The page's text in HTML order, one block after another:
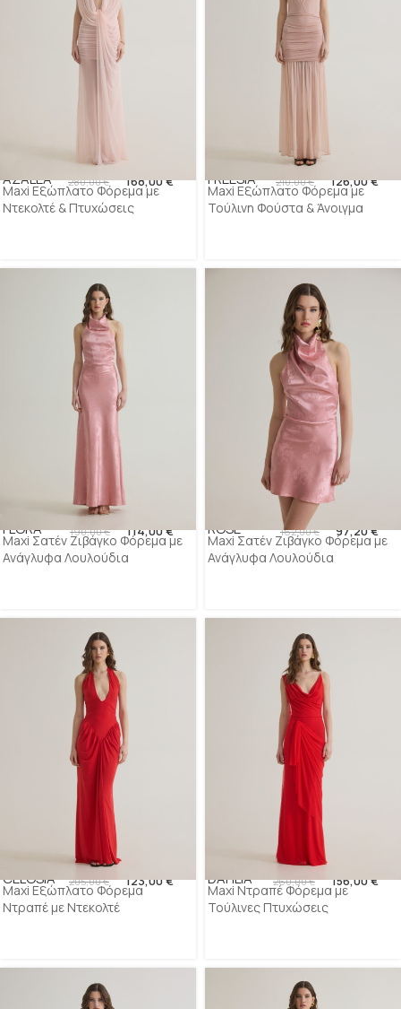
AZALEA 280,00€ 168,00€
Maxi Εξώπλατο Φόρεμα με
Ντεκολτέ & Πτυχώσεις
FREESIA 210,00€ 126,00€
Maxi Εξώπλατο Φόρεμα με
Τούλινη Φούστα & Άνοιγμα
FLORA 190,00€ 114,00€
Maxi Σατέν Ζιβάγκο Φόρεμα με
Ανάγλυφα Λουλούδια
ROSE 162,00€ 97,20€
Maxi Σατέν Ζιβάγκο Φόρεμα με
Ανάγλυφα Λουλούδια
CELOSIA 205,00€ 123,00€
Maxi Εξώπλατο Φόρεμα
Ντραπέ με Ντεκολτέ
DAHLIA 260,00€ 156,00€
Maxi Ντραπέ Φόρεμα με
Τούλινες Πτυχώσεις